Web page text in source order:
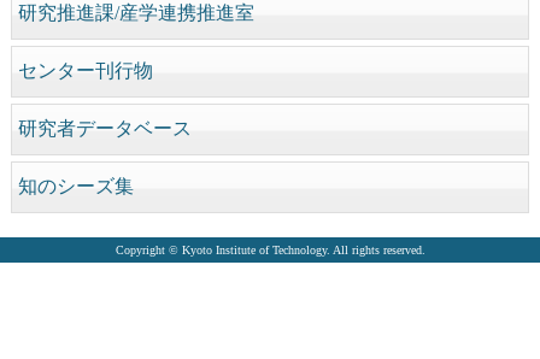
研究推進課/産学連携推進室
センター刊行物
研究者データベース
知のシーズ集
Copyright © Kyoto Institute of Technology. All rights reserved.